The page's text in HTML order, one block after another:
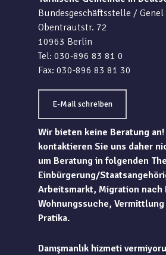
Bundesgeschäftsstelle / Genel
Obentrautstr. 72
10963 Berlin
Tel: 030-896 83 81 0
Fax: 030-896 83 81 30
E-Mail schreiben
Wir bieten keine Beratung
kontaktieren Sie uns daher
um Beratung in folgenden
Einbürgerung/
Arbeitsmarkt, Migration nach
Wohnungssuche,
Pratika.
Danışmanlık hizmeti